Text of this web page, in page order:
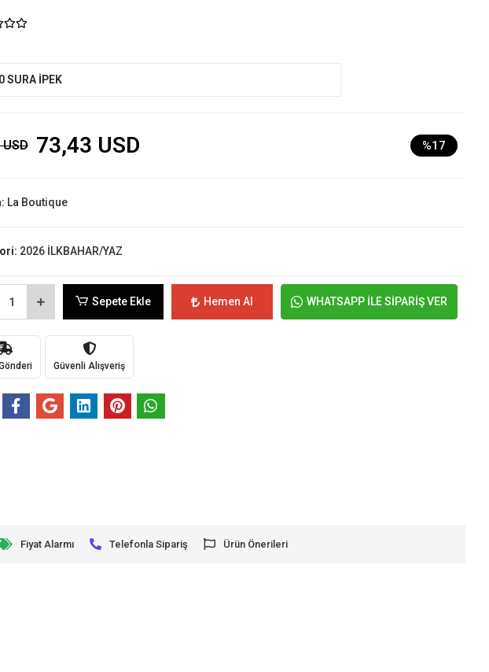
SURA İPEK
73,43 USD %17
La Boutique
2026 İLKBAHAR/YAZ
Sepete Ekle Hemen Al WHATSAPP İLE SİPARİŞ VER
Güvenli Alışveriş
Fiyat Alarmı Telefonla Sipariş Ürün Önerileri